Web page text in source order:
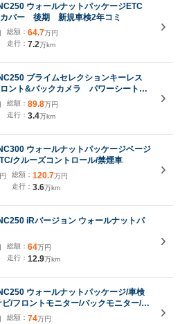
ウォールナットパッケージETC
カバー 後期 新規車検2年コミ
総額： 64.7万円
走行： 7.2万km
プライムセレクションキーレス
ント&バックカメラ パワーシート
ルーズコントロール
総額： 89.8万円
走行： 3.4万km
ウォールナットパッケージベージ
クルーズコントロール/禁煙車
総額： 120.7万円
走行： 3.6万km
iRバージョン ウォールナットパ
総額： 64万円
走行： 12.9万km
ウォールナットパッケージ/車検
/フロントモニター/バックモニター/前
ーダー/純正15インチアルミホイール
総額： 74万円